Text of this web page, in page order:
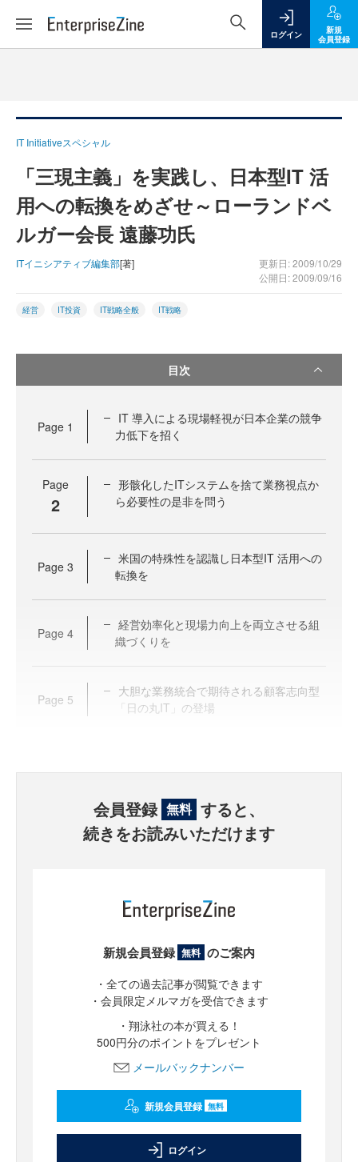
ログイン
新規
会員登録
IT Initiativeスペシャル
「三現主義」を実践し、日本型IT 活
用への転換をめざせ～ローランドベ
ルガー会長 遠藤功氏
ITイニシアティブ編集部[著]
更新日: 2009/10/29
公開日: 2009/09/16
経営 IT投資 IT戦略全般 IT戦略
目次
Page 1
IT 導入による現場軽視が日本企業の競争
力低下を招く
Page
2
形骸化したITシステムを捨て業務視点か
ら必要性の是非を問う
Page 3
米国の特殊性を認識し日本型IT 活用への
転換を
Page 4
経営効率化と現場力向上を両立させる組
織づくりを
Page 5
大胆な業務統合で期待される顧客志向型
「日の丸IT」の登場
会員登録 無料 すると、
続きをお読みいただけます
新規会員登録 無料 のご案内
・全ての過去記事が閲覧できます
・会員限定メルマガを受信できます
・翔泳社の本が買える！
500円分のポイントをプレゼント
メールバックナンバー
新規会員登録 無料
ログイン